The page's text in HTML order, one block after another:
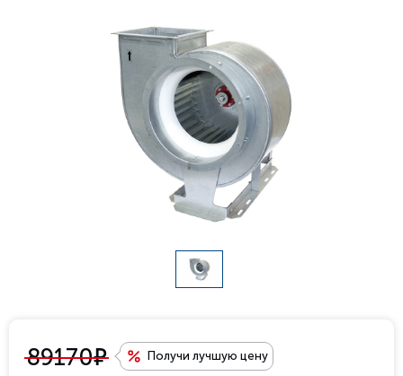
89170е Получи лучшую цену